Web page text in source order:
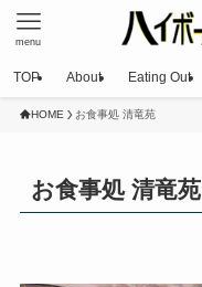
menu
TOP About Eating Out
HOME お食事処 清竜苑
お食事処 清竜苑